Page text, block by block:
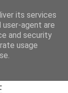
its services
user-agent are
and security
usage